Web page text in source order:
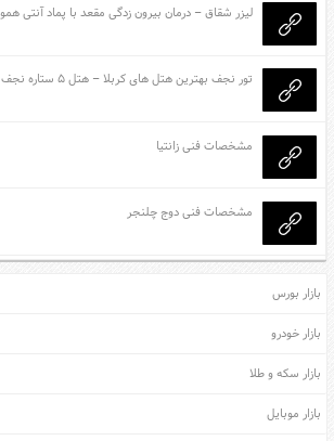
لیزر شقاق – درمان بیرون زدگی مقعد با پماد آنتی
تور نجف بهترین هتل های کربلا – هتل ۵ ستاره نجف
مشخصات فنی زانتیا
مشخصات فنی دوج چلنجر
بازار بورس
بازار خودرو
بازار سکه و طلا
بازار موبایل